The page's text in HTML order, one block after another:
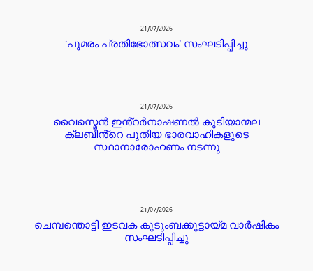
21/07/2026
‘പൂമരം പ്രതിഭോത്സവം’ സംഘടിപ്പിച്ചു
21/07/2026
വൈസ്മെൻ ഇൻ്റർനാഷണൽ കുടിയാന്മല
ക്ലബിൻ്റെ പുതിയ ഭാരവാഹികളുടെ
സ്ഥാനാരോഹണം നടന്നു
21/07/2026
ചെമ്പന്തൊട്ടി ഇടവക കുടുംബക്കൂട്ടായ്മ വാർഷികം
സംഘടിപ്പിച്ചു